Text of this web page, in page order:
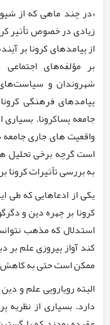
«در چند ماهی که از
زیادی در خصوص تأثیر
از پیامدهای کرونا بر
بر مؤلفه‌­های
شهروندان و
پیامدهای فرهنگی
جامعه پساکرونا.
واقعیت های جاری
است گرچه برخی تحلیل
به بررسی تأثیرات کرونا
یکی از ادعاهایی که
کرونا بر چهره دین و
استدلال که مذهب
کند آواز پیروزی علم
ممکن است حتی به کاهش
البته رویارویی علم و
دارد. بسیاری از نظریه